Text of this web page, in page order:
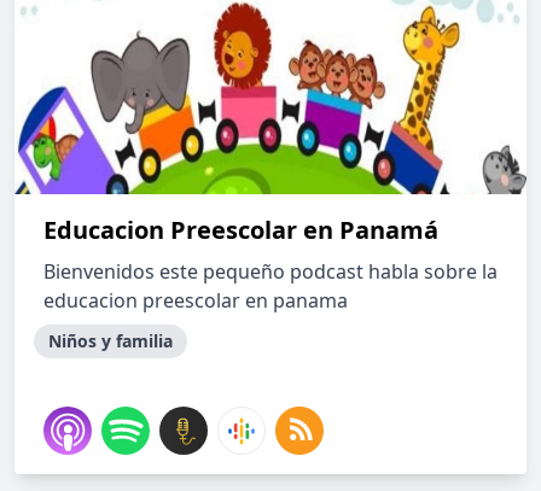
Educacion Preescolar en Panamá
Bienvenidos este pequeño podcast habla sobre la
educacion preescolar en panama
Niños y familia